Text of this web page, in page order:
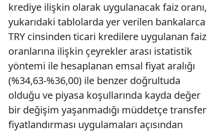
krediye ilişkin olarak uygulanacak faiz oranı,
yukarıdaki tablolarda yer verilen bankalarca
TRY cinsinden ticari kredilere uygulanan faiz
oranlarına ilişkin çeyrekler arası istatistik
yöntemi ile hesaplanan emsal fiyat aralığı
(%34,63-%36,00) ile benzer doğrultuda
olduğu ve piyasa koşullarında kayda değer
bir değişim yaşanmadığı müddetçe transfer
fiyatlandırması uygulamaları açısından